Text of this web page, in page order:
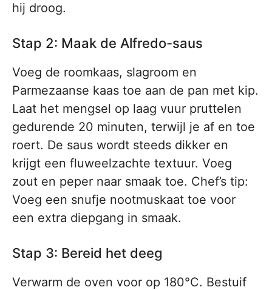
hij droog.
Stap 2: Maak de Alfredo-saus
Voeg de roomkaas, slagroom en
Parmezaanse kaas toe aan de pan met kip.
Laat het mengsel op laag vuur pruttelen
gedurende 20 minuten, terwijl je af en toe
roert. De saus wordt steeds dikker en
krijgt een fluweelzachte textuur. Voeg
zout en peper naar smaak toe. Chef’s tip:
Voeg een snufje nootmuskaat toe voor
een extra diepgang in smaak.
Stap 3: Bereid het deeg
Verwarm de oven voor op 180°C. Bestuif